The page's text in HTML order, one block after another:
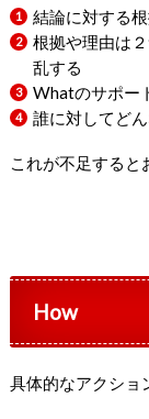
結論に対する
根拠や理由は
乱する
Whatのサポー
誰に対してど
これが不足する
How
具体的なアクショ